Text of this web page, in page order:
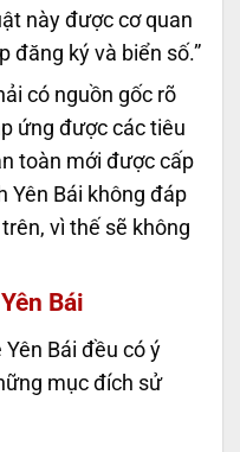
này được cơ quan
đăng ký và biển số.”
có nguồn gốc rõ
ứng được các tiêu
toàn mới được cấp
Yên Bái không đáp
vì thế sẽ không
Bái
Bái đều có ý
mục đích sử